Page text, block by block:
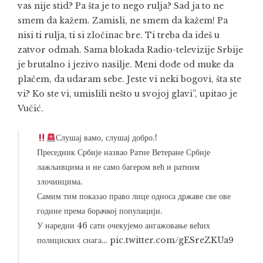
vas nije stid? Pa šta je to nego rulja? Sad ja to ne
smem da kažem. Zamisli, ne smem da kažem! Pa
nisi ti rulja, ti si zločinac bre. Ti treba da ideš u
zatvor odmah. Sama blokada Radio-televizije Srbije
je brutalno i jezivo nasilje. Meni dođe od muke da
plačem, da udaram sebe. Jeste vi neki bogovi, šta ste
vi? Ko ste vi, umislili nešto u svojoj glavi”, upitao je
Vučić.
Слушај вамо, слушај добро.!
Преседник Србије назвао Ратне Ветеране Србије
лажљивцима и не само багером већ и ратним
злочинцима.
Самим тим показао право лице односа државе све ове
године према борачкој популацији.
У наредни 46 сати очекујемо ангажовање већих
полициских снага… pic.twitter.com/gESreZKUa9